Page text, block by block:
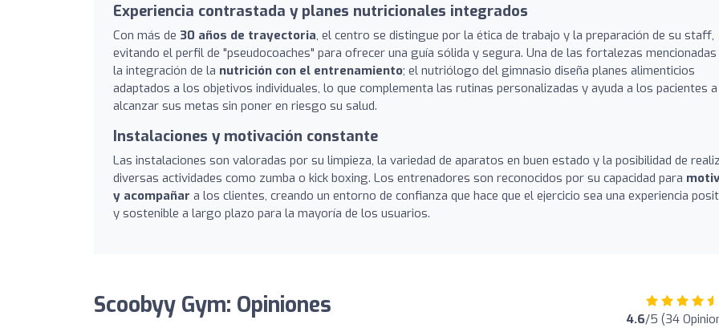
Experiencia contrastada y planes nutricionales integrados
Con más de 30 años de trayectoria, el centro se distingue por la ética de trabajo y la preparación de su staff,
evitando el perfil de "pseudocoaches" para ofrecer una guía sólida y segura. Una de las fortalezas
la integración de la nutrición con el entrenamiento; el nutriólogo del gimnasio diseña planes alimenticios
adaptados a los objetivos individuales, lo que complementa las rutinas personalizadas y ayuda a los pacientes a
alcanzar sus metas sin poner en riesgo su salud.
Instalaciones y motivación constante
Las instalaciones son valoradas por su limpieza, la variedad de aparatos en buen estado y la posibilidad de
diversas actividades como zumba o kick boxing. Los entrenadores son reconocidos por su capacidad para
y acompañar a los clientes, creando un entorno de confianza que hace que el ejercicio sea una experiencia
y sostenible a largo plazo para la mayoría de los usuarios.
Scoobyy Gym: Opiniones 4.6/5 (34